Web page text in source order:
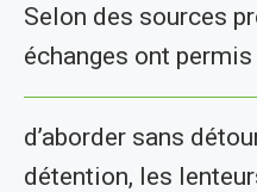
Selon des sources
échanges ont permis
d’aborder sans
détention, les